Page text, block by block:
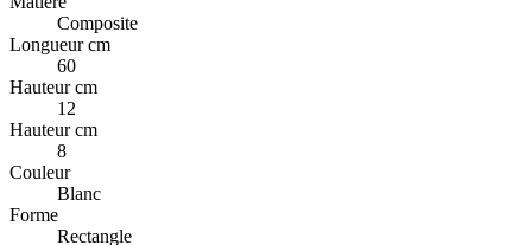
Composite
Longueur cm
60
Hauteur cm
12
Hauteur cm
8
Couleur
Blanc
Forme
Rectangle